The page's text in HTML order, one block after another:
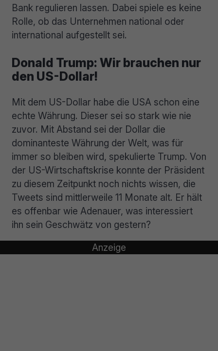
Bank regulieren lassen. Dabei spiele es keine
Rolle, ob das Unternehmen national oder
international aufgestellt sei.
Donald Trump: Wir brauchen nur
den US-Dollar!
Mit dem US-Dollar habe die USA schon eine
echte Währung. Dieser sei so stark wie nie
zuvor. Mit Abstand sei der Dollar die
dominanteste Währung der Welt, was für
immer so bleiben wird, spekulierte Trump. Von
der US-Wirtschaftskrise konnte der Präsident
zu diesem Zeitpunkt noch nichts wissen, die
Tweets sind mittlerweile 11 Monate alt. Er hält
es offenbar wie Adenauer, was interessiert
ihn sein Geschwätz von gestern?